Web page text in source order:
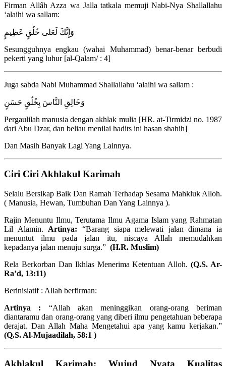
Firman Allâh Azza wa Jalla tatkala memuji Nabi-Nya Shallallahu
‘alaihi wa sallam:
وَإِنَّكَ لَعَلى خُلُقٍ عَظِيمٍ
Sesungguhnya engkau (wahai Muhammad) benar-benar berbudi
pekerti yang luhur [al-Qalam/ : 4]
Juga sabda Nabi Muhammad Shallallahu ‘alaihi wa sallam :
وَخَالِقِ النَّاسَ بِخُلُقٍ حَسَنٍ
Pergaulilah manusia dengan akhlak mulia [HR. at-Tirmidzi no. 1987
dari Abu Dzar, dan beliau menilai hadits ini hasan shahih]
Dan Masih Banyak Lagi Yang Lainnya.
Ciri Ciri Akhlakul Karimah
Selalu Bersikap Baik Dan Ramah Terhadap Sesama Mahkluk Alloh.
( Manusia, Hewan, Tumbuhan Dan Yang Lainnya ).
Rajin Menuntu Ilmu, Terutama Ilmu Agama Islam yang Rahmatan
Lil Alamin. Artinya: “Barang siapa melewati jalan dimana ia
menuntut ilmu pada jalan itu, niscaya Allah memudahkan
kepadanya jalan menuju surga.” (H.R. Muslim)
Rela Berkorban Dan Ikhlas Menerima Ketentuan Alloh.(Q.S. Ar-
Ra’d, 13:11)
Berinisiatif : Allah berfirman:
Artinya : “Allah akan meninggikan orang-orang beriman
diantaramu dan orang-orang yang diberi ilmu pengetahuan beberapa
derajat. Dan Allah Maha Mengetahui apa yang kamu kerjakan.”
(Q.S. Al-Mujaadilah, 58:1 )
Akhlakul Karimah; Wujud Nyata Kualitas